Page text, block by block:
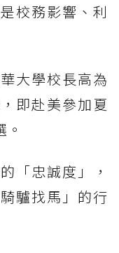
校務影響、利
大學校長高為
即赴美參加夏
「忠誠度」，
驢找馬」的行